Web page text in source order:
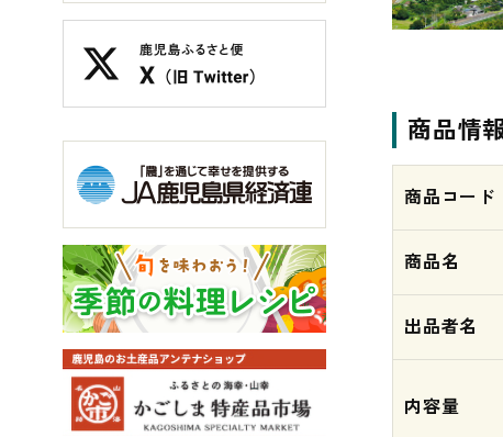
商品情
商品コード
商品名
出品者名
内容量